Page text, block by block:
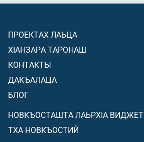
ПРОЕКТАХ ЛАЬЦА
ХIАНЗАРА ТАРОНАШ
КОНТАКТЫ
ДАКЪАЛАЦА
БЛОГ
НОВКЪОСТАШТА ЛАЬРХIА ВИДЖЕТ
ТХА НОВКЪОСТИЙ